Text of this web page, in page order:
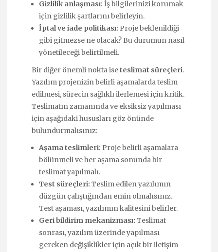
Gizlilik anlaşması: İş bilgilerinizi korumak
için gizlilik şartlarını belirleyin.
İptal ve iade politikası: Proje beklenildiği
gibi gitmezse ne olacak? Bu durumun nasıl
yönetileceği belirtilmeli.
Bir diğer önemli nokta iseteslimat süreçleri.
Yazılım projenizin belirli aşamalarda teslim
edilmesi, sürecin sağlıklı ilerlemesi için kritik.
Teslimatın zamanında ve eksiksiz yapılması
için aşağıdaki hususları göz önünde
bulundurmalısınız:
Aşama teslimleri: Proje belirli aşamalara
bölünmeli ve her aşama sonunda bir
teslimat yapılmalı.
Test süreçleri: Teslim edilen yazılımın
düzgün çalıştığından emin olmalısınız.
Test aşaması, yazılımın kalitesini belirler.
Geri bildirim mekanizması: Teslimat
sonrası, yazılım üzerinde yapılması
gereken değişiklikler için açık bir iletişim